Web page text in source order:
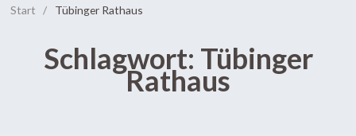
Start / Tübinger Rathaus
Schlagwort: Tübinger
Rathaus